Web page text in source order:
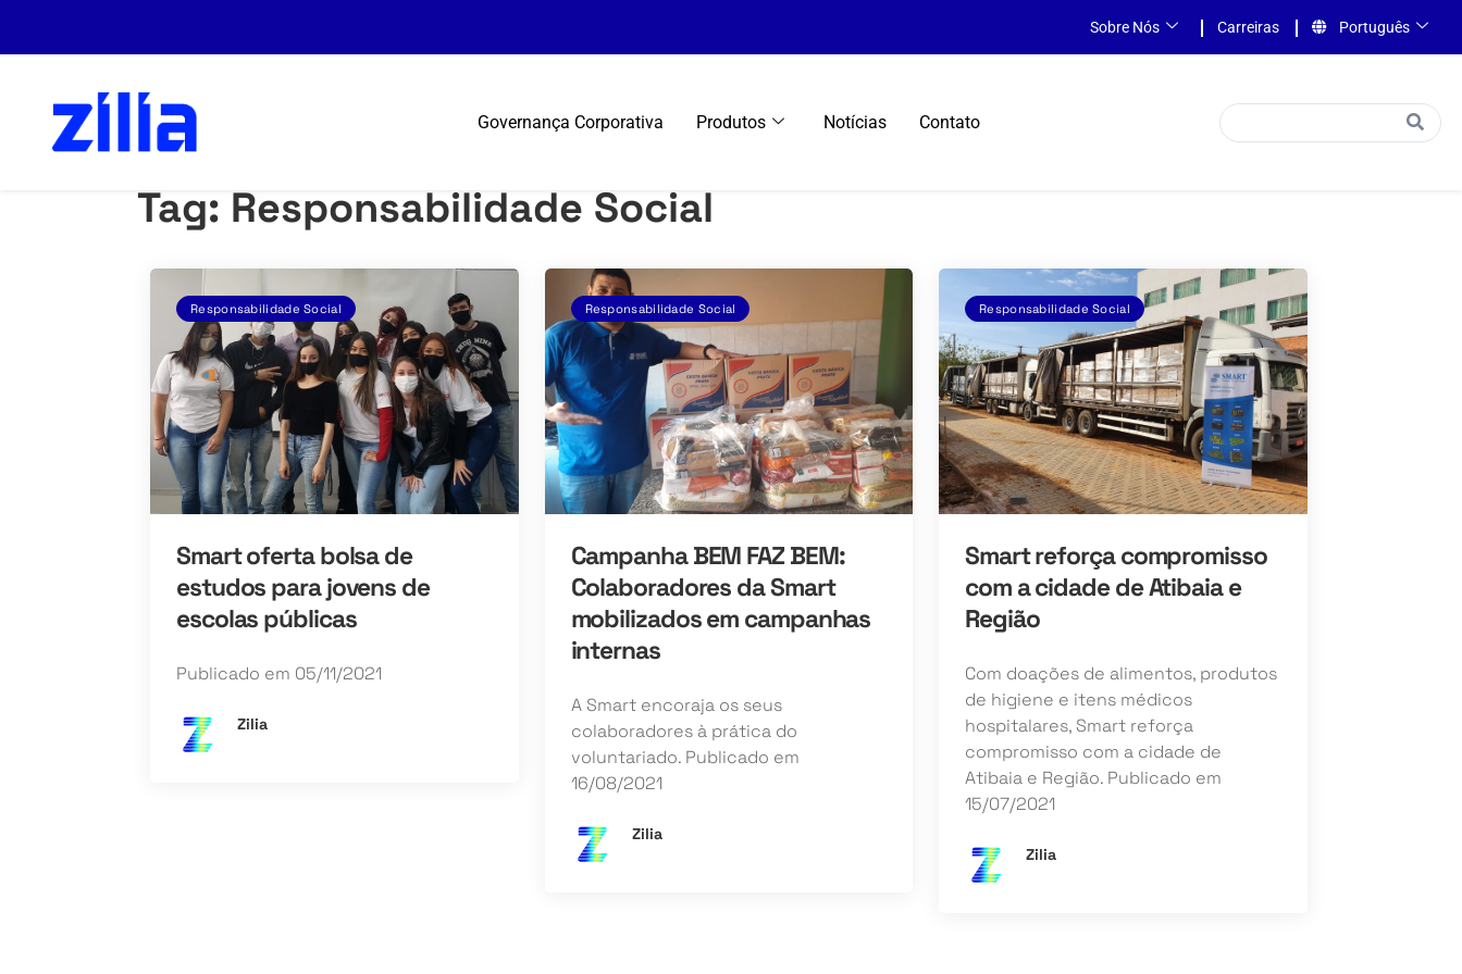
Sobre Nós Carreiras Português
Governança Corporativa Produtos Notícias Contato
Tag: Responsabilidade Social
Responsabilidade Social
Smart oferta bolsa de
estudos para jovens de
escolas públicas
Publicado em 05/11/2021
Zilia
Responsabilidade Social
Campanha BEM FAZ BEM:
Colaboradores da Smart
mobilizados em campanhas
internas
A Smart encoraja os seus
colaboradores à prática do
voluntariado. Publicado em
16/08/2021
Zilia
Responsabilidade Social
Smart reforça compromisso
com a cidade de Atibaia e
Região
Com doações de alimentos, produtos
de higiene e itens médicos
hospitalares, Smart reforça
compromisso com a cidade de
Atibaia e Região. Publicado em
15/07/2021
Zilia